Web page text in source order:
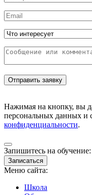
Нажимая на кнопку, вы
персональных данных и
конфиденциальности.
Запишитесь на обучение:
Записаться
Меню сайта:
Школа